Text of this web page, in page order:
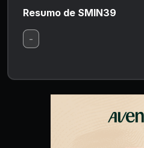
Resumo de SMIN39
-